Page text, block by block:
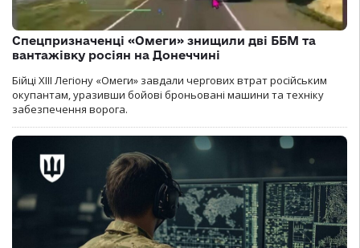
Спецпризначенці «Омеги» знищили дві ББМ та
вантажівку росіян на Донеччині
Бійці ХІІІ Легіону «Омеги» завдали чергових втрат російським
окупантам, уразивши бойові броньовані машини та техніку
забезпечення ворога.